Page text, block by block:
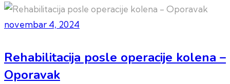
novembar 4, 2024
Rehabilitacija posle operacije kolena –
Oporavak